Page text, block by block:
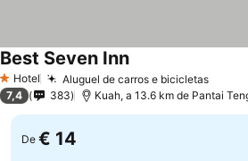
1 Estrelas
Hotel Aluguel de carros e bicicletas
Best Seven Inn
7,4 383 Kuah, a 13.6 km de Pantai
De € 14